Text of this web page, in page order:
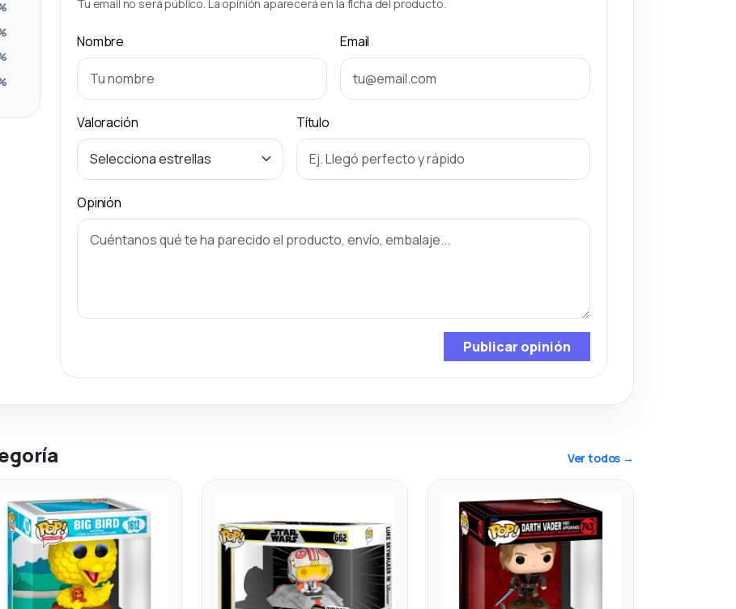
Tu email no será público. La opinión aparecerá en la ficha del producto.
Nombre Email
Valoración Título
Opinión
Publicar opinión
Ver todos →